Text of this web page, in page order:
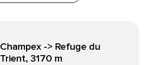
Champex -> Refuge du
Trient, 3170 m